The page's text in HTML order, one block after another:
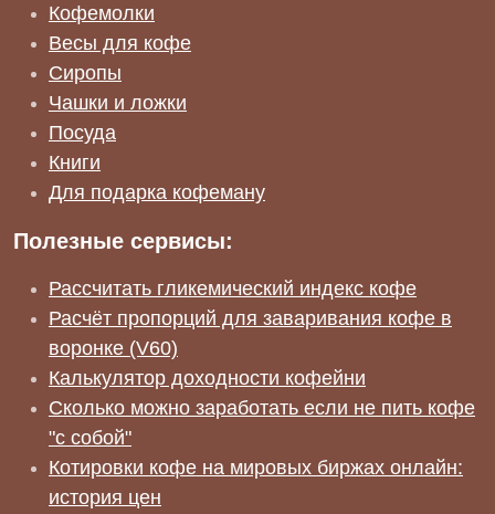
Кофемолки
Весы для кофе
Сиропы
Чашки и ложки
Посуда
Книги
Для подарка кофеману
Полезные сервисы:
Рассчитать гликемический индекс кофе
Расчёт пропорций для заваривания кофе в
воронке (V60)
Калькулятор доходности кофейни
Сколько можно заработать если не пить кофе
"с собой"
Котировки кофе на мировых биржах онлайн:
история цен